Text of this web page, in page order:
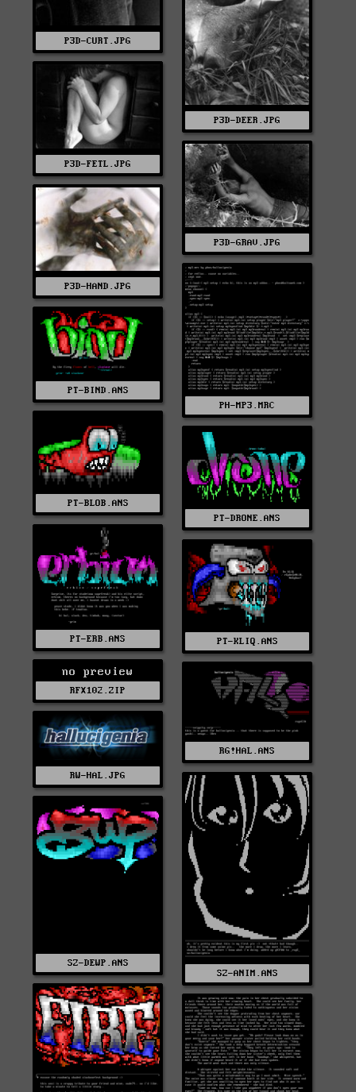
P3D-CURT.JPG
P3D-DEER.JPG
P3D-FETL.JPG
P3D-GRAV.JPG
P3D-HAND.JPG
PH-MP3.MRC
PT-BIND.ANS
PT-BLOB.ANS
PT-DRONE.ANS
PT-ERB.ANS PT-KLIQ.ANS
no preview
RFX102.ZIP
RG!HAL.ANS
RW-HAL.JPG
SZ-ANIM.ANS
SZ-DEWP.ANS